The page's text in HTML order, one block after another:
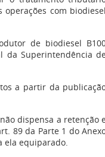
com biodiesel
de biodiesel
da Superintendência
a partir da
dispensa a retenção
89 da Parte 1 do
ela equiparado.